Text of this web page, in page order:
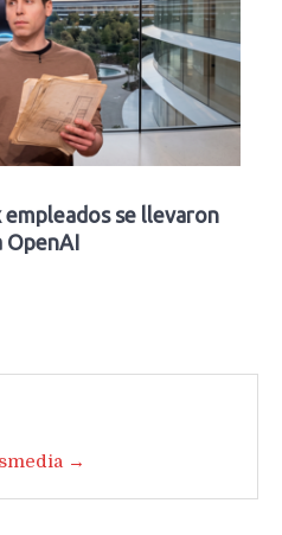
empleados se llevaron
OpenAI
→